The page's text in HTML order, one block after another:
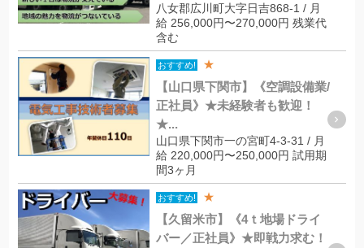
八女郡広川町大字日吉868-1 / 月
給 256,000円〜270,000円 残業代
含む
おすすめ! ★
【山口県下関市】《空調設備業/
正社員》★未経験者も歓迎！
★...
山口県下関市一の宮町4-3-31 / 月
給 220,000円〜250,000円 試用期
間3ヶ月
おすすめ! ★
【久留米市】《4ｔ地場ドライ
バー／正社員》★即戦力求む！